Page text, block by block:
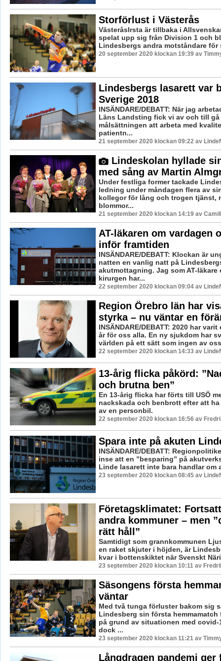
Storförlust i Västerås
VästeråsIrsta är tillbaka i
spelat upp sig från Division 1 och
Lindesbergs andra motståndare för
20 september 2020 klockan 19:39 av
Lindesbergs lasarett var
Sverige 2018
INSÄNDARE/DEBATT: När jag
Läns Landsting fick vi av och till gå
målsättningen att arbeta med
patientn...
21 september 2020 klockan 09:22 av
Lindeskolan hyllade
med sång av Martin
Under festliga former tackade
ledning under måndagen flera av
kollegor för lång och trogen tjänst,
blommor...
21 september 2020 klockan 14:19 av
AT-läkaren om vardagen
inför framtiden
INSÄNDARE/DEBATT: Klockan är
natten en vanlig natt på
akutmottagning. Jag som AT-
kirurgen har...
22 september 2020 klockan 09:04 av
Region Örebro län har
styrka – nu väntar en
INSÄNDARE/DEBATT: 2020 har
år för oss alla. En ny sjukdom har
världen på ett sätt som ingen av
22 september 2020 klockan 14:33 av
13-årig flicka påkörd:
och brutna ben”
En 13-årig flicka har förts till USÖ
nackskada och benbrott efter att
av en personbil.
22 september 2020 klockan 16:56 av
Spara inte på akuten
INSÄNDARE/DEBATT:
inse att en ”besparing” på
Linde lasarett inte bara handlar om
23 september 2020 klockan 08:45 av
Företagsklimatet:
andra kommuner – men
rätt håll”
Samtidigt som grannkommunen
en raket skjuter i höjden, är
kvar i bottenskiktet när Svenskt
23 september 2020 klockan 10:11 av
Säsongens första
väntar
Med två tunga förluster bakom sig
Lindesberg sin första hemmamatch
på grund av situationen med covid-
dock ...
23 september 2020 klockan 11:21 av
Långdragen pandemi ger